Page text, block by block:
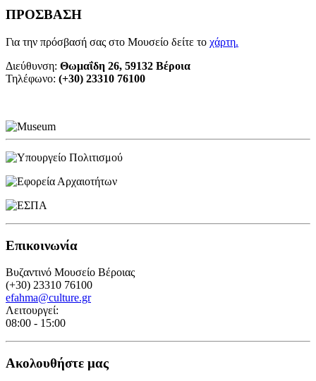
ΠΡΟΣΒΑΣΗ
Για την πρόσβασή σας στο Μουσείο δείτε το χάρτη.
Διεύθυνση: Θωμαΐδη 26, 59132 Βέροια
Τηλέφωνο: (+30) 23310 76100
Επικοινωνία
Βυζαντινό Μουσείο Βέροιας
(+30) 23310 76100
efahma@culture.gr
Λειτουργεί:
08:00 - 15:00
Ακολουθήστε μας